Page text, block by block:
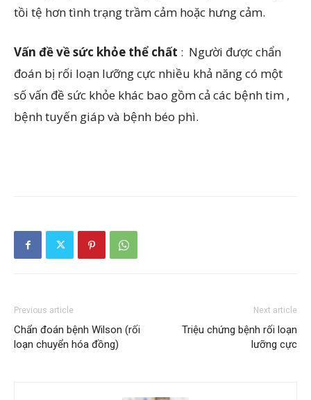
tồi tệ hơn tình trạng trầm cảm hoặc hưng cảm.
Vấn đề về sức khỏe thể chất : Người được chẩn
đoán bị rối loạn lưỡng cực nhiều khả năng có một
số vấn đề sức khỏe khác bao gồm cả các bệnh tim ,
bệnh tuyến giáp và bệnh béo phì.
Previous article
Chẩn đoán bệnh Wilson (rối
loạn chuyển hóa đồng)
Next article
Triệu chứng bệnh rối loạn
lưỡng cực